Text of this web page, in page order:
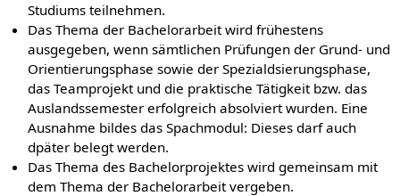
Studiums teilnehmen.
Das Thema der Bachelorarbeit wird frühestens
ausgegeben, wenn sämtlichen Prüfungen der Grund- und
Orientierungsphase sowie der Spezialdsierungsphase,
das Teamprojekt und die praktische Tätigkeit bzw. das
Auslandssemester erfolgreich absolviert wurden. Eine
Ausnahme bildes das Spachmodul: Dieses darf auch
dpäter belegt werden.
Das Thema des Bachelorprojektes wird gemeinsam mit
dem Thema der Bachelorarbeit vergeben.